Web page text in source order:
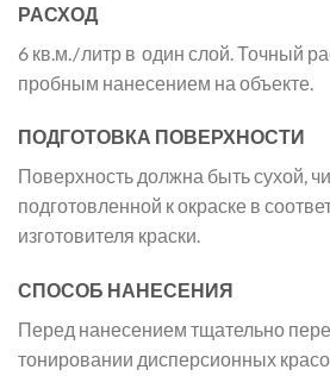
РАСХОД
6 кв.м. / литр в один слой. Точный
пробным нанесением на объекте.
ПОДГОТОВКА ПОВЕРХНОСТИ
Поверхность должна быть сухой,
подготовленной к окраске в
изготовителя краски.
СПОСОБ НАНЕСЕНИЯ
Перед нанесением тщательно
тонировании дисперсионных